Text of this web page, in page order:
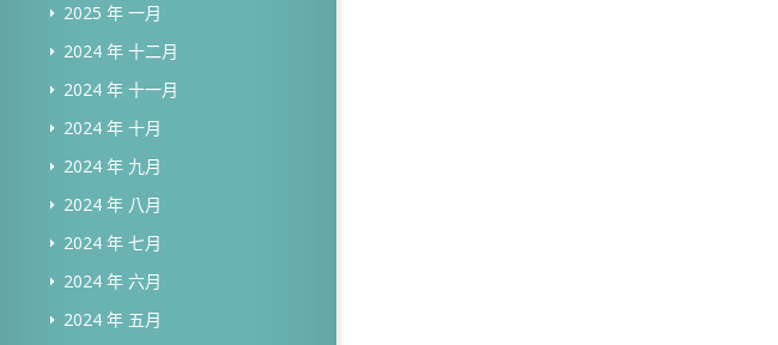
2025 年 一月
2024 年 十二月
2024 年 十一月
2024 年 十月
2024 年 九月
2024 年 八月
2024 年 七月
2024 年 六月
2024 年 五月